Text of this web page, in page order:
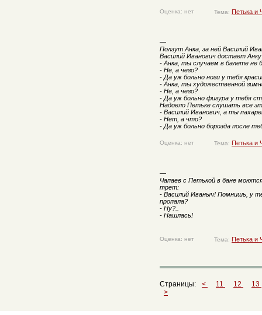
Оценка: нет Тема: Петька и
—
Ползут Анка, за ней Василий
Василий Иванович достает
- Анка, ты случаем в балете не
- Не, а чего?
- Да уж больно ноги у тебя
- Анка, ты художественной
- Не, а чего?
- Да уж больно фигура у тебя
Надоело Петьке слушать все
- Василий Иванович, а ты
- Нет, а что?
- Да уж больно борозда после
Оценка: нет Тема: Петька и
—
Чапаев с Петькой в бане
трет:
- Василий Иваныч! Помнишь, у
пропала?
- Ну?..
- Нашлась!
Оценка: нет Тема: Петька и
Страницы: < 11 12
13
>